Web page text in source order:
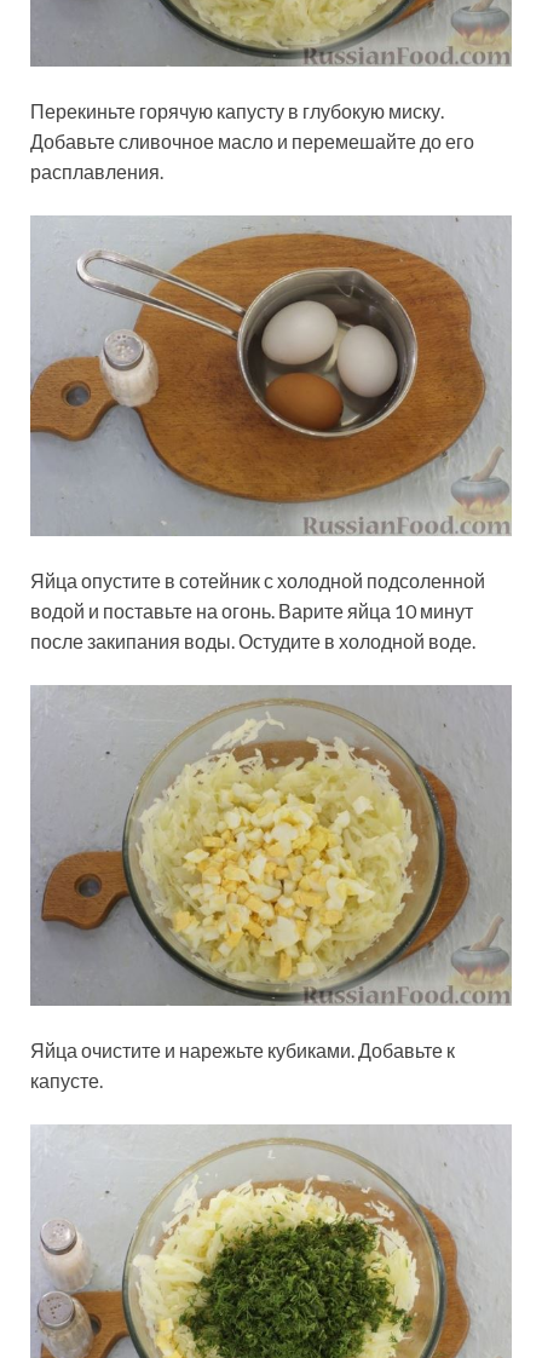
Перекиньте горячую капусту в глубокую миску.
Добавьте сливочное масло и перемешайте до его
расплавления.
Яйца опустите в сотейник с холодной подсоленной
водой и поставьте на огонь. Варите яйца 10 минут
после закипания воды. Остудите в холодной воде.
Яйца очистите и нарежьте кубиками. Добавьте к
капусте.